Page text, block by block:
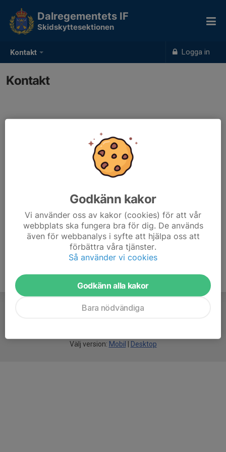
Kontakt Logga in
Dalregementets IF
Skidskyttesektionen
Kontakt
dalregifss@gmail.com
Välj version: Mobil Desktop
Godkänn kakor
Vi använder oss av kakor (cookies) för att vår
webbplats ska fungera bra för dig. De används
även för webbanalys i syfte att hjälpa oss att
förbättra våra tjänster.
Så använder vi cookies
Godkänn alla kakor
Bara nödvändiga